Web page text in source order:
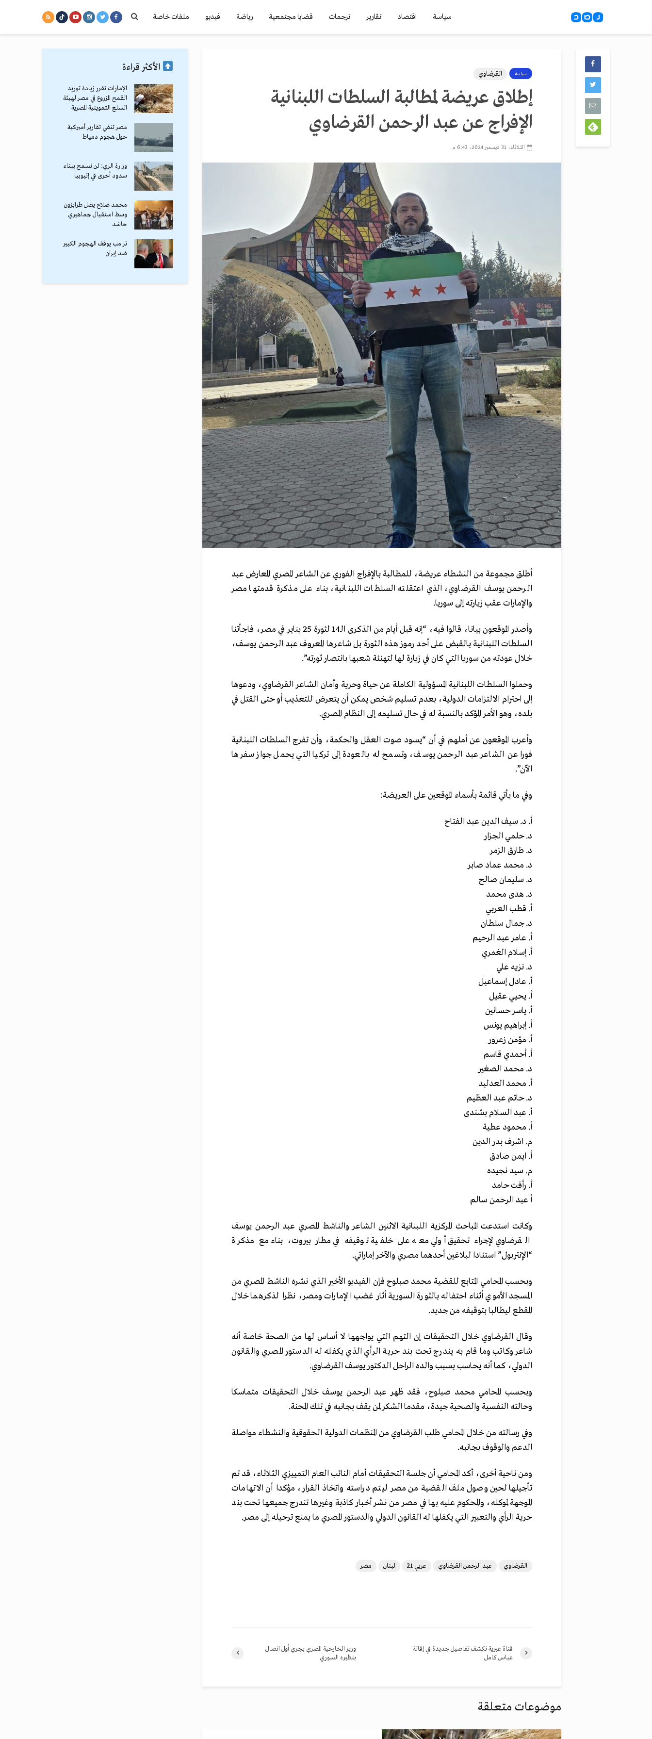
سياسة اقتصاد تقارير ترجمات قضايا مجتمعية رياضة فيديو ملفات خاصة
سياسة القرضاوي
إطلاق عريضة لمطالبة السلطات اللبنانية
الإفراج عن عبد الرحمن القرضاوي
الثلاثاء، 31 ديسمبر 2024، 6:43 م
أطلق مجموعة من النشطاء عريضة، للمطالبة بالإفراج الفوري عن الشاعر المصري المعارض عبد
الرحمن يوسف القرضاوي، الذي اعتقلته السلطات اللبنانية، بناء على مذكرة قدمتها مصر
والإمارات عقب زيارته إلى سوريا.
وأصدر الموقعون بيانا، قالوا فيه، “إنه قبل أيام من الذكرى الـ14 لثورة 25 يناير في مصر، فاجأتنا
السلطات اللبنانية بالقبض على أحد رموز هذه الثورة بل شاعرها المعروف عبد الرحمن يوسف،
خلال عودته من سوريا التي كان في زيارة لها لتهنئة شعبها بانتصار ثورته”.
وحملوا السلطات اللبنانية المسؤولية الكاملة عن حياة وحرية وأمان الشاعر القرضاوي، ودعوها
إلى احترام الالتزامات الدولية، بعدم تسليم شخص يمكن أن يتعرض للتعذيب أو حتى القتل في
بلده، وهو الأمر المؤكد بالنسبة له في حال تسليمه إلى النظام المصري.
وأعرب الموقعون عن أملهم في أن “يسود صوت العقل والحكمة، وأن تفرج السلطات اللبنانية
فورا عن الشاعر عبد الرحمن يوسف، وتسمح له بالعودة إلى تركيا التي يحمل جواز سفرها
الآن”.
وفي ما يأتي قائمة بأسماء الموقعين على العريضة:
أ. د. سيف الدين عبد الفتاح
د. حلمي الجزار
د. طارق الزمر
د. محمد عماد صابر
د. سليمان صالح
د. هدى محمد
أ. قطب العربي
د. جمال سلطان
أ. عامر عبد الرحيم
أ. إسلام الغمري
د. نزيه علي
أ. عادل إسماعيل
أ. يحيي عقيل
أ. ياسر حسانين
أ. إبراهيم يونس
أ. مؤمن زعرور
أ. أحمدي قاسم
د. محمد الصغير
أ. محمد العدليد
د. حاتم عبد العظيم
أ. عبد السلام بشندى
أ. محمود عطية
م. اشرف بدر الدين
أ. ايمن صادق
م. سيد نجيده
أ. رأفت حامد
أ عبد الرحمن سالم
وكانت استدعت المباحث المركزية اللبنانية الاثنين الشاعر والناشط المصري عبد الرحمن يوسف
القرضاوي لإجراء تحقيق أولي معه على خلفية توقيفه في مطار بيروت، بناء مع مذكرة
“الإنتربول” استنادا لبلاغين أحدهما مصري والآخر إماراتي.
وبحسب المحامي المتابع للقضية محمد صبلوح فإن الفيديو الأخير الذي نشره الناشط المصري من
المسجد الأموي أثناء احتفاله بالثورة السورية أثار غضب الإمارات ومصر، نظرا لذكرهما خلال
المقطع ليطالبا بتوقيفه من جديد.
وقال القرضاوي خلال التحقيقات إن التهم التي يواجهها لا أساس لها من الصحة خاصة أنه
شاعر وكاتب وما قام به يندرج تحت بند حرية الرأي الذي يكفله له الدستور المصري والقانون
الدولي، كما أنه يحاسب بسبب والده الراحل الدكتور يوسف القرضاوي.
وبحسب المحامي محمد صبلوح، فقد ظهر عبد الرحمن يوسف خلال التحقيقات متماسكا
وحالته النفسية والصحية جيدة، مقدما الشكر لمن يقف بجانبه في تلك المحنة.
وفي رسالته من خلال المحامي طلب القرضاوي من المنظمات الدولية الحقوقية والنشطاء مواصلة
الدعم والوقوف بجانبه.
ومن ناحية أخرى، أكد المحامي أن جلسة التحقيقات أمام النائب العام التمييزي الثلاثاء، قد تم
تأجيلها لحين وصول ملف القضية من مصر ليتم دراسته واتخاذ القرار، مؤكدا أن الاتهامات
الموجهة لموكله، والمحكوم عليه بها في مصر من نشر أخبار كاذبة وغيرها تندرج جميعها تحت بند
حرية الرأي والتعبير التي يكفلها له القانون الدولي والدستور المصري ما يمنع ترحيله إلى مصر.
القرضاوي عبد الرحمن القرضاوي عربي 21 لبنان مصر
وزير الخارجية المصري يجري أول اتصال
بنظيره السوري
قناة عبرية تكشف تفاصيل جديدة في إقالة
عباس كامل
موضوعات متعلقة
الأكثر قراءة
الإمارات تقرر زيادة توريد
القمح المزروع في مصر لهيئة
السلع التموينية المصرية
مصر تنفي تقارير أميركية
حول هجوم دمياط
وزارة الري: لن نسمح ببناء
سدود أخرى في إثيوبيا
محمد صلاح يصل طرابزون
وسط استقبال جماهيري
حاشد
ترامب يوقف الهجوم الكبير
ضد إيران